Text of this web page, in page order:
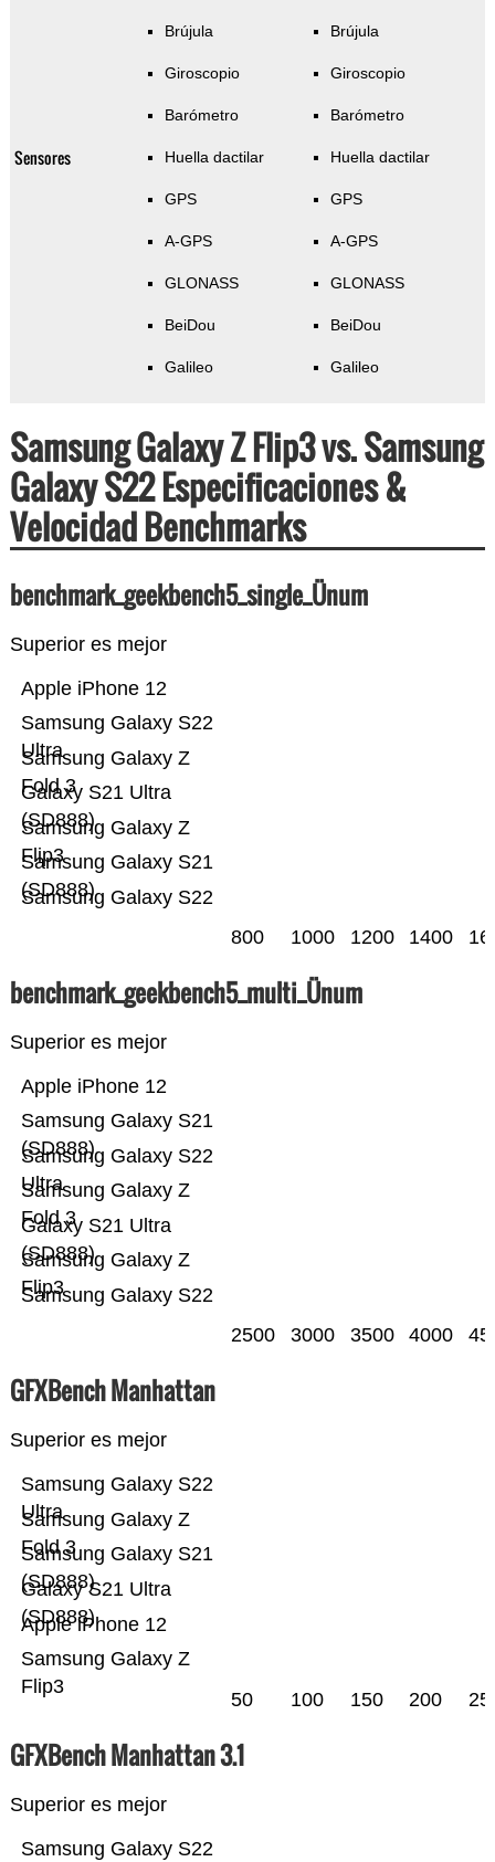
Sensores
Brújula
Giroscopio
Barómetro
Huella dactilar
GPS
A-GPS
GLONASS
BeiDou
Galileo
Brújula
Giroscopio
Barómetro
Huella dactilar
GPS
A-GPS
GLONASS
BeiDou
Galileo
Samsung Galaxy Z Flip3 vs. Samsung
Galaxy S22 Especificaciones &
Velocidad Benchmarks
benchmark_geekbench5_single_Ünum
Superior es mejor
Samsung Galaxy S22
Samsung Galaxy S21
(SD888)
Samsung Galaxy Z
Flip3
Galaxy S21 Ultra
(SD888)
Samsung Galaxy Z
Fold 3
Samsung Galaxy S22
Ultra
Apple iPhone 12
800 1000 1200 1400
benchmark_geekbench5_multi_Ünum
Superior es mejor
Samsung Galaxy S22
Samsung Galaxy Z
Flip3
Galaxy S21 Ultra
(SD888)
Samsung Galaxy Z
Fold 3
Samsung Galaxy S22
Ultra
Samsung Galaxy S21
(SD888)
Apple iPhone 12
2500 3000 3500 4000
GFXBench Manhattan
Superior es mejor
Samsung Galaxy Z
Flip3
Apple iPhone 12
Galaxy S21 Ultra
(SD888)
Samsung Galaxy S21
(SD888)
Samsung Galaxy Z
Fold 3
Samsung Galaxy S22
Ultra
50 100 150 200
GFXBench Manhattan 3.1
Superior es mejor
Samsung Galaxy S22